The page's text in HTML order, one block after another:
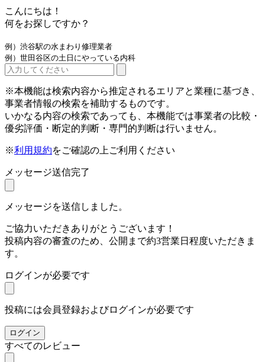
こんにちは！
何をお探しですか？
例）渋谷駅の水まわり修理業者
例）世田谷区の土日にやっている内科
※本機能は検索内容から推定されるエリアと業種に基づき、
事業者情報の検索を補助するものです。
いかなる内容の検索であっても、本機能では事業者の比較・
優劣評価・断定的判断・専門的判断は行いません。
※利用規約をご確認の上ご利用ください
メッセージ送信完了
メッセージを送信しました。
ご協力いただきありがとうございます！
投稿内容の審査のため、公開まで約3営業日程度いただきま
す。
ログインが必要です
投稿には会員登録およびログインが必要です
ログイン
すべてのレビュー